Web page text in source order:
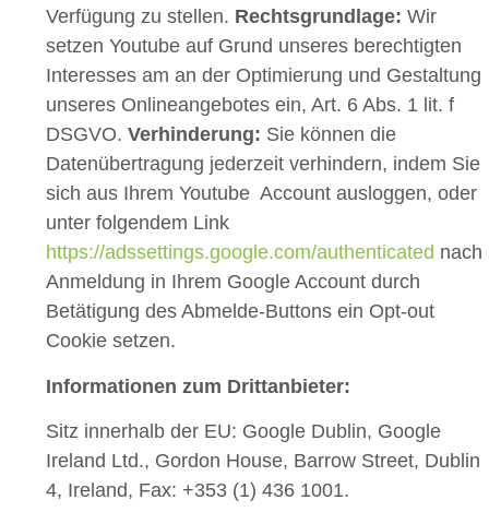
Verfügung zu stellen. Rechtsgrundlage: Wir
setzen Youtube auf Grund unseres berechtigten
Interesses am an der Optimierung und Gestaltung
unseres Onlineangebotes ein, Art. 6 Abs. 1 lit. f
DSGVO. Verhinderung: Sie können die
Datenübertragung jederzeit verhindern, indem Sie
sich aus Ihrem Youtube Account ausloggen, oder
unter folgendem Link
https://adssettings.google.com/authenticated nach
Anmeldung in Ihrem Google Account durch
Betätigung des Abmelde-Buttons ein Opt-out
Cookie setzen.
Informationen zum Drittanbieter:
Sitz innerhalb der EU: Google Dublin, Google
Ireland Ltd., Gordon House, Barrow Street, Dublin
4, Ireland, Fax: +353 (1) 436 1001.